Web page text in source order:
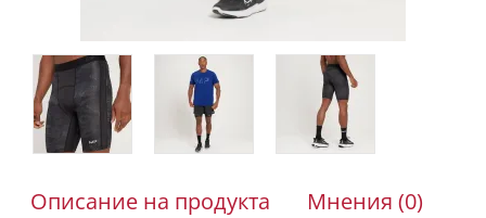
Описание на продукта Мнения (0)